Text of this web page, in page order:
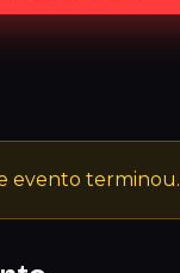
evento terminou.